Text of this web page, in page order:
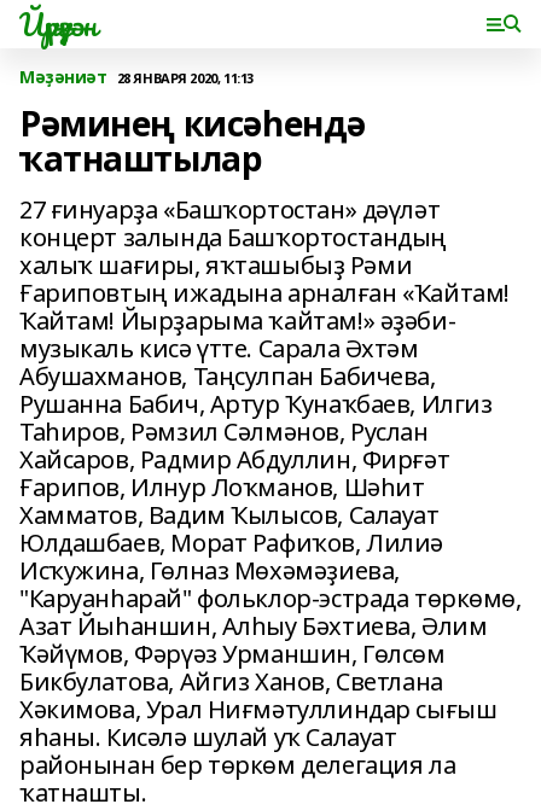
Йүрүҙән
Мәҙәниәт 28 ЯНВАРЯ 2020, 11:13
Рәминең кисәһендә
ҡатнаштылар
27 ғинуарҙа «Башҡортостан» дәүләт
концерт залында Башҡортостандың
халыҡ шағиры, яҡташыбыҙ Рәми
Ғариповтың ижадына арналған «Ҡайтам!
Ҡайтам! Йырҙарыма ҡайтам!» әҙәби-
музыкаль кисә үтте. Сарала Әхтәм
Абушахманов, Таңсулпан Бабичева,
Рушанна Бабич, Артур Ҡунаҡбаев, Илгиз
Таһиров, Рәмзил Сәлмәнов, Руслан
Хайсаров, Радмир Абдуллин, Фирғәт
Ғарипов, Илнур Лоҡманов, Шәһит
Хамматов, Вадим Ҡылысов, Салауат
Юлдашбаев, Морат Рафиҡов, Лилиә
Исҡужина, Гөлназ Мөхәмәҙиева,
"Каруанһарай" фольклор-эстрада төркөмө,
Азат Йыһаншин, Алһыу Бәхтиева, Әлим
Ҡәйүмов, Фәрүәз Урманшин, Гөлсөм
Бикбулатова, Айгиз Ханов, Светлана
Хәкимова, Урал Ниғмәтуллиндар сығыш
яһаны. Кисәлә шулай уҡ Салауат
районынан бер төркөм делегация ла
ҡатнашты.